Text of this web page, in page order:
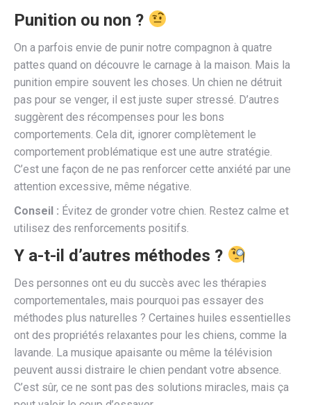
Punition ou non ?
On a parfois envie de punir notre compagnon à quatre
pattes quand on découvre le carnage à la maison. Mais la
punition empire souvent les choses. Un chien ne détruit
pas pour se venger, il est juste super stressé. D’autres
suggèrent des récompenses pour les bons
comportements. Cela dit, ignorer complètement le
comportement problématique est une autre stratégie.
C’est une façon de ne pas renforcer cette anxiété par une
attention excessive, même négative.
Conseil : Évitez de gronder votre chien. Restez calme et
utilisez des renforcements positifs.
Y a-t-il d’autres méthodes ?
Des personnes ont eu du succès avec les thérapies
comportementales, mais pourquoi pas essayer des
méthodes plus naturelles ? Certaines huiles essentielles
ont des propriétés relaxantes pour les chiens, comme la
lavande. La musique apaisante ou même la télévision
peuvent aussi distraire le chien pendant votre absence.
C’est sûr, ce ne sont pas des solutions miracles, mais ça